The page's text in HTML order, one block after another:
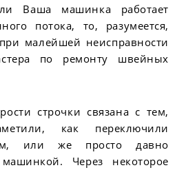
Ваша машинка работает
потока, то, разумеется,
малейшей неисправности
по ремонту швейных
строчки связана с тем,
как переключили
или же просто давно
Через некоторое